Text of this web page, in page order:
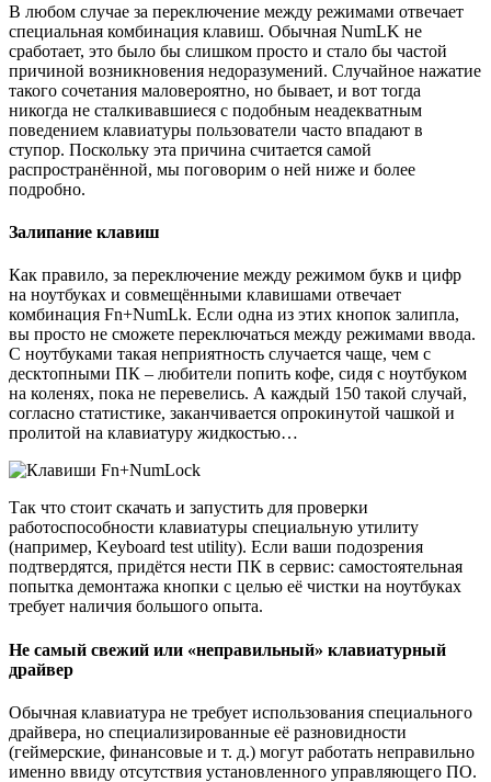
В любом случае за переключение между режимами отвечает
специальная комбинация клавиш. Обычная NumLK не
сработает, это было бы слишком просто и стало бы частой
причиной возникновения недоразумений. Случайное нажатие
такого сочетания маловероятно, но бывает, и вот тогда
никогда не сталкивавшиеся с подобным неадекватным
поведением клавиатуры пользователи часто впадают в
ступор. Поскольку эта причина считается самой
распространённой, мы поговорим о ней ниже и более
подробно.
Залипание клавиш
Как правило, за переключение между режимом букв и цифр
на ноутбуках и совмещёнными клавишами отвечает
комбинация Fn+NumLk. Если одна из этих кнопок залипла,
вы просто не сможете переключаться между режимами ввода.
С ноутбуками такая неприятность случается чаще, чем с
десктопными ПК – любители попить кофе, сидя с ноутбуком
на коленях, пока не перевелись. А каждый 150 такой случай,
согласно статистике, заканчивается опрокинутой чашкой и
пролитой на клавиатуру жидкостью…
Так что стоит скачать и запустить для проверки
работоспособности клавиатуры специальную утилиту
(например, Keyboard test utility). Если ваши подозрения
подтвердятся, придётся нести ПК в сервис: самостоятельная
попытка демонтажа кнопки с целью её чистки на ноутбуках
требует наличия большого опыта.
Не самый свежий или «неправильный» клавиатурный
драйвер
Обычная клавиатура не требует использования специального
драйвера, но специализированные её разновидности
(геймерские, финансовые и т. д.) могут работать неправильно
именно ввиду отсутствия установленного управляющего ПО.